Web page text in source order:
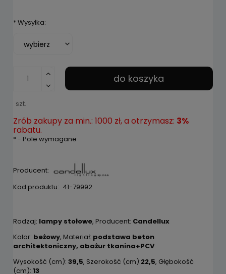
*Wysyłka:
szt.
do koszyka
Zrób zakupy za min.: 1000 zł, a otrzymasz: 3%
rabatu.
*- Pole wymagane
Producent:
Kod produktu: 41-79992
Rodzaj: lampy stołowe, Producent: Candellux
Kolor: beżowy, Materiał: podstawa beton
architektoniczny, abażur tkanina+PCV
Wysokość (cm): 39,5, Szerokość (cm):22,5, Głębokość
(cm): 13